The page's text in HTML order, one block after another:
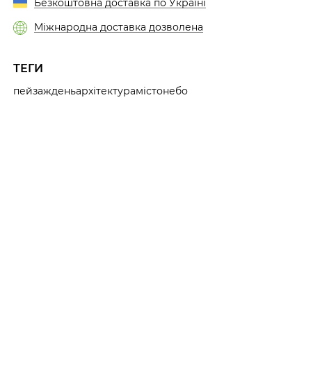
Безкоштовна доставка по Україні
Міжнародна доставка дозволена
ТЕГИ
пейзажденьархітектурамістонебо